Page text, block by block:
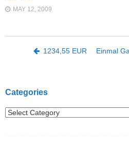
MAY 12, 2009
Post navigation
1234,55 EUR Einmal
Categories